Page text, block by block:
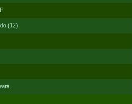
(12)